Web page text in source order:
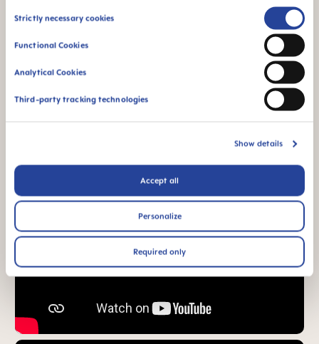
Consent
Strictly necessary cookies
Functional Cookies
Analytical Cookies
Third-party tracking technologies
Show details
Accept all
Personalize
Required only
sterilizzazione nel
microonde in modo
pratico e veloce
Video dei prodotti